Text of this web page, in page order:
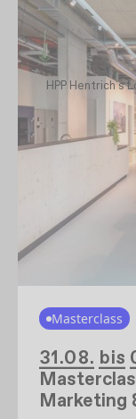
HPP Hentrich`s
Masterclass
31.08. bis
Marketing